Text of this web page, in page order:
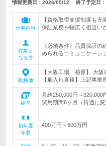
情報更新日：2026/05/12 終了予定日：
仕事内容
【資格取得支援制度も
保証業務を幅広く担当い
対象と
なる方
《必須条件》品質保証
められるコミュニケーシ
勤務地
【大阪工場 柏原】 大
【雇入れ直後】上記事業
給与
月給250,000円～
試用期間6ヶ月（待遇に変
初年度
年収
400万円～600万円